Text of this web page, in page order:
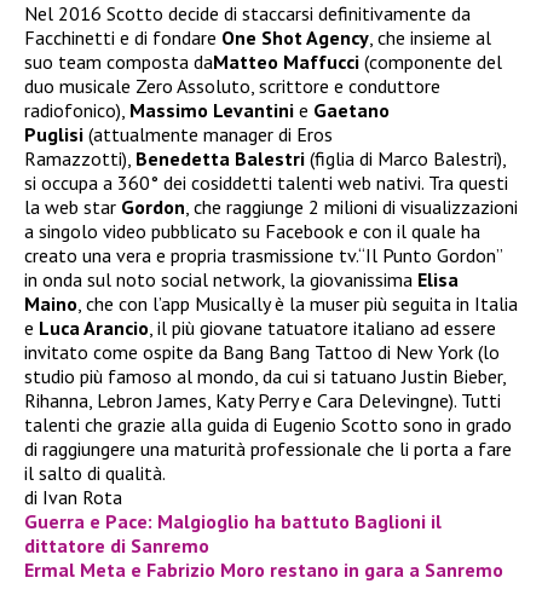
Nel 2016 Scotto decide di staccarsi definitivamente da
Facchinetti e di fondare One Shot Agency, che insieme al
suo team composta daMatteo Maffucci (componente del
duo musicale Zero Assoluto, scrittore e conduttore
radiofonico), Massimo Levantini e Gaetano
Puglisi (attualmente manager di Eros
Ramazzotti), Benedetta Balestri (figlia di Marco Balestri),
si occupa a 360° dei cosiddetti talenti web nativi. Tra questi
la web star Gordon, che raggiunge 2 milioni di visualizzazioni
a singolo video pubblicato su Facebook e con il quale ha
creato una vera e propria trasmissione tv.“Il Punto Gordon”
in onda sul noto social network, la giovanissima Elisa
Maino, che con l’app Musically è la muser più seguita in Italia
e Luca Arancio, il più giovane tatuatore italiano ad essere
invitato come ospite da Bang Bang Tattoo di New York (lo
studio più famoso al mondo, da cui si tatuano Justin Bieber,
Rihanna, Lebron James, Katy Perry e Cara Delevingne). Tutti
talenti che grazie alla guida di Eugenio Scotto sono in grado
di raggiungere una maturità professionale che li porta a fare
il salto di qualità.
di Ivan Rota
Guerra e Pace: Malgioglio ha battuto Baglioni il
dittatore di Sanremo
Ermal Meta e Fabrizio Moro restano in gara a Sanremo